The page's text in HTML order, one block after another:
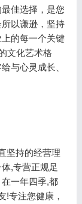
佳选择，是您
以谦逊，坚持
的每一个关键
文化艺术格
与心灵成长、
坚持的经营理
,专营正规足
一年四季,都
!专注您健康，